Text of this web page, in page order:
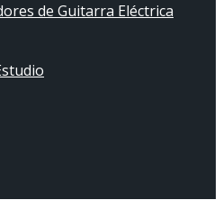
de Guitarra Eléctrica